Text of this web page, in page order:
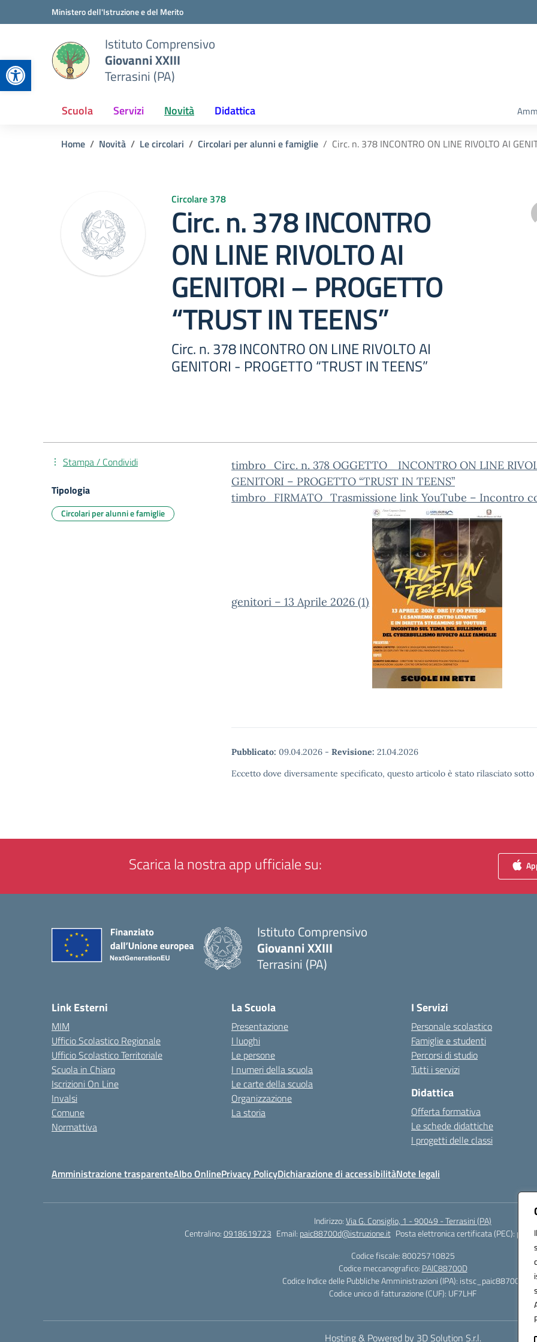
Apri la barra degli strumenti
Vai ai contenuti
Vai al menu di navigazioneMinistero dell'Istruzione e del Merito
Istituto Comprensivo
Giovanni XXIII
Terrasini (PA)
Scuola Servizi Novità Didattica
Home Novità Le circolari Circolari per alunni e famiglie Circ. n. 378 INCONTRO ON LINE RIVOLTO AI
Circolare 378
Circ. n. 378 INCONTRO
ON LINE RIVOLTO AI
GENITORI – PROGETTO
“TRUST IN TEENS”
Circ. n. 378 INCONTRO ON LINE RIVOLTO AI
GENITORI - PROGETTO “TRUST IN TEENS”
timbro_Circ. n. 378 OGGETTO_ INCONTRO ON LINE
GENITORI – PROGETTO “TRUST IN TEENS”
timbro_FIRMATO_Trasmissione link YouTube – Incontro
genitori – 13 Aprile 2026 (1)
Pubblicato: 09.04.2026 - Revisione: 21.04.2026
Eccetto dove diversamente specificato, questo articolo è stato rilasciato
Stampa / Condividi
Tipologia
Circolari per alunni e famiglie
Scarica la nostra app ufficiale su:
Istituto Comprensivo
Giovanni XXIII
Terrasini (PA)
Link Esterni
MIM
Ufficio Scolastico Regionale
Ufficio Scolastico Territoriale
Scuola in Chiaro
Iscrizioni On Line
Invalsi
Comune
Normattiva
La Scuola
Presentazione
I luoghi
Le persone
I numeri della scuola
Le carte della scuola
Organizzazione
La storia
I Servizi
Personale scolastico
Famiglie e studenti
Percorsi di studio
Tutti i servizi
Didattica
Offerta formativa
Le schede didattiche
I progetti delle classi
Amministrazione trasparenteAlbo OnlinePrivacy PolicyDichiarazione di accessibilitàNote legali
Indirizzo:Via G. Consiglio, 1 - 90049 - Terrasini (PA)
Centralino:0918619723 Email: paic88700d@istruzione.it Posta elettronica certificata (PEC):
Codice fiscale: 80025710825
Codice meccanografico: PAIC88700D
Codice Indice delle Pubbliche Amministrazioni (IPA): istsc_paic88700d
Codice unico di fatturazione (CUF): UF7LHF
Hosting & Powered by 3D Solution S.r.l.